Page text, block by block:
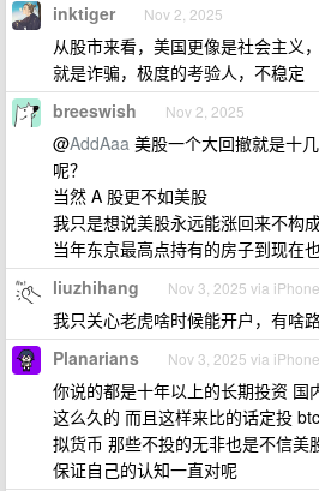
inktiger Nov 2, 2025
从股市来看，美国更像是社会主义
就是诈骗，极度的考验人，不稳定
breeswish Nov 2, 2025
@AddAaa 美股一个大回撤就是十
呢？
当然 A 股更不如美股
我只是想说美股永远能涨回来不构
当年东京最高点持有的房子到现在
liuzhihang Nov 3, 2025 via iPhone
我只关心老虎啥时候能开户，有啥
Planarians Nov 3, 2025 via iPhone
你说的都是十年以上的长期投资 国
这么久的 而且这样来比的话定投
拟货币 那些不投的无非也是不信美
保证自己的认知一直对呢